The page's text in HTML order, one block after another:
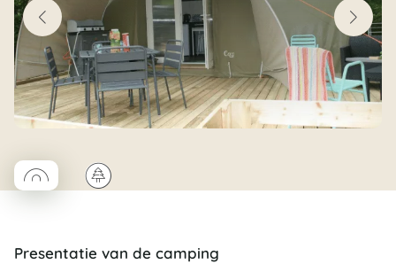
◯Coco rond🌲
Presentatie van de camping